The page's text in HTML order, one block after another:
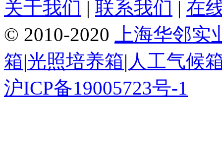
关于我们 | 联系我们 | 在
© 2010-2020
上海华邻
箱|光照培养箱| 人工气候
沪ICP备19005723号-1